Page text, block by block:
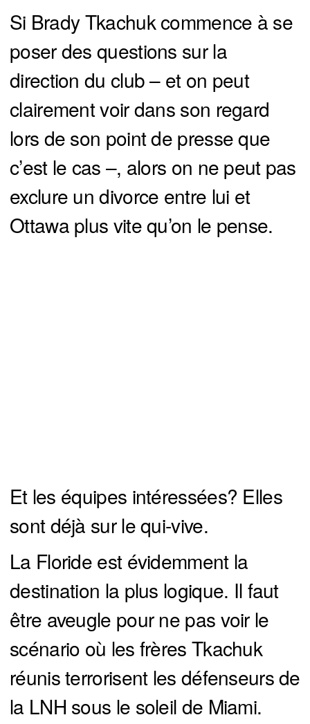
Si Brady Tkachuk commence à se
poser des questions sur la
direction du club – et on peut
clairement voir dans son regard
lors de son point de presse que
c’est le cas –, alors on ne peut pas
exclure un divorce entre lui et
Ottawa plus vite qu’on le pense.
Et les équipes intéressées? Elles
sont déjà sur le qui-vive.
La Floride est évidemment la
destination la plus logique. Il faut
être aveugle pour ne pas voir le
scénario où les frères Tkachuk
réunis terrorisent les défenseurs de
la LNH sous le soleil de Miami.